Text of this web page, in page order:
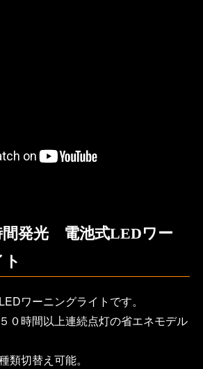
間発光 電池式LEDワー
ワーニングライトです。
０時間以上連続点灯の省エネモデル
類切替え可能。